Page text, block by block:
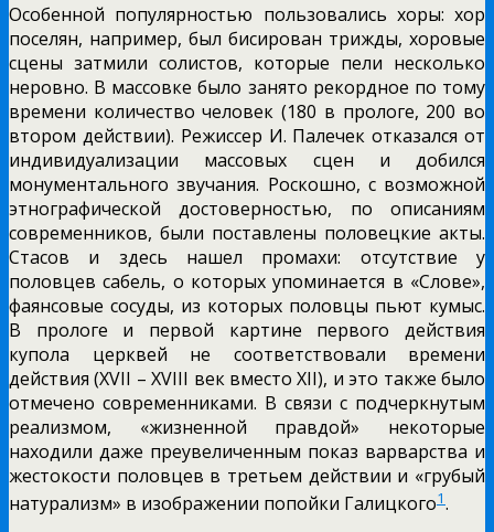
Особенной популярностью пользовались хоры: хор
поселян, например, был бисирован трижды, хоровые
сцены затмили солистов, которые пели несколько
неровно. В массовке было занято рекордное по тому
времени количество человек (180 в прологе, 200 во
втором действии). Режиссер И. Палечек отказался от
индивидуализации массовых сцен и добился
монументального звучания. Роскошно, с возможной
этнографической достоверностью, по описаниям
современников, были поставлены половецкие акты.
Стасов и здесь нашел промахи: отсутствие у
половцев сабель, о которых упоминается в «Слове»,
фаянсовые сосуды, из которых половцы пьют кумыс.
В прологе и первой картине первого действия
купола церквей не соответствовали времени
действия (XVII – XVIII век вместо XII), и это также было
отмечено современниками. В связи с подчеркнутым
реализмом, «жизненной правдой» некоторые
находили даже преувеличенным показ варварства и
жестокости половцев в третьем действии и «грубый
натурализм» в изображении попойки Галицкого1.